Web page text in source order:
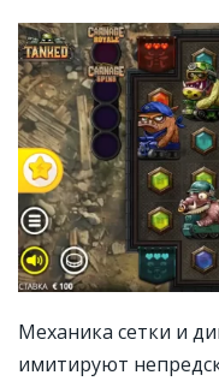
Механика сетки и
имитируют